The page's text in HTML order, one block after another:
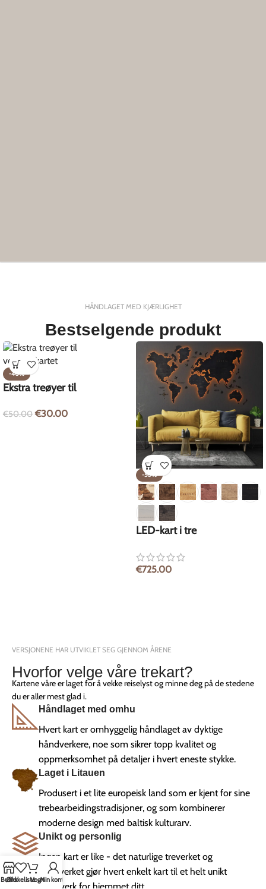
HÅNDLAGET MED KJÆRLIGHET
Bestselgende produkt
-40%
Ekstra treøyer til
€50.00 €30.00
-50%
LED-kart i tre
€725.00
VERSJONENE HAR UTVIKLET SEG GJENNOM ÅRENE
Hvorfor velge våre trekart?
Kartene våre er laget for å vekke reiselyst og minne deg på de stedene
du er aller mest glad i.
Håndlaget med omhu
Hvert kart er omhyggelig håndlaget av dyktige
håndverkere, noe som sikrer topp kvalitet og
oppmerksomhet på detaljer i hvert eneste stykke.
Laget i Litauen
Produsert i et lite europeisk land som er kjent for sine
trebearbeidingstradisjoner, og som kombinerer
moderne design med baltisk kulturarv.
Unikt og personlig
Ingen kart er like - det naturlige treverket og
håndverket gjør hvert enkelt kart til et helt unikt
kunstverk for hjemmet ditt.
Butikk
ØnskelisteVognMin konto